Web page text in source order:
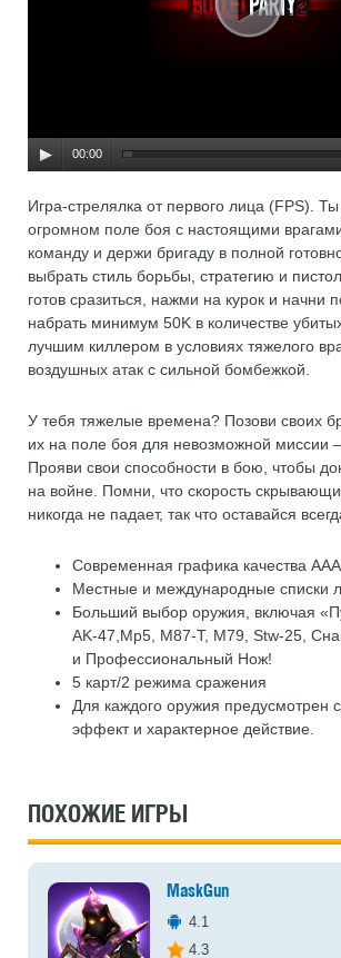
00:00
Игра-стрелялка от первого лица (FPS).
огромном поле боя с настоящими
команду и держи бригаду в полной
выбрать стиль борьбы, стратегию и
готов сразиться, нажми на курок и начни
набрать минимум 50K в количестве
лучшим киллером в условиях тяжелого
воздушных атак с сильной бомбежкой.
У тебя тяжелые времена? Позови своих
их на поле боя для невозможной миссии –
Прояви свои способности в бою, чтобы
на войне. Помни, что скорость
никогда не падает, так что оставайся
Современная графика качества AAA
Местные и международные списки
Больший выбор оружия, включая
AK-47,Mp5, M87-T, M79, Stw-25,
и Профессиональный Нож!
5 карт/2 режима сражения
Для каждого оружия предусмотрен
эффект и характерное действие.
ПОХОЖИЕ ИГРЫ
MaskGun
4.1
4.3